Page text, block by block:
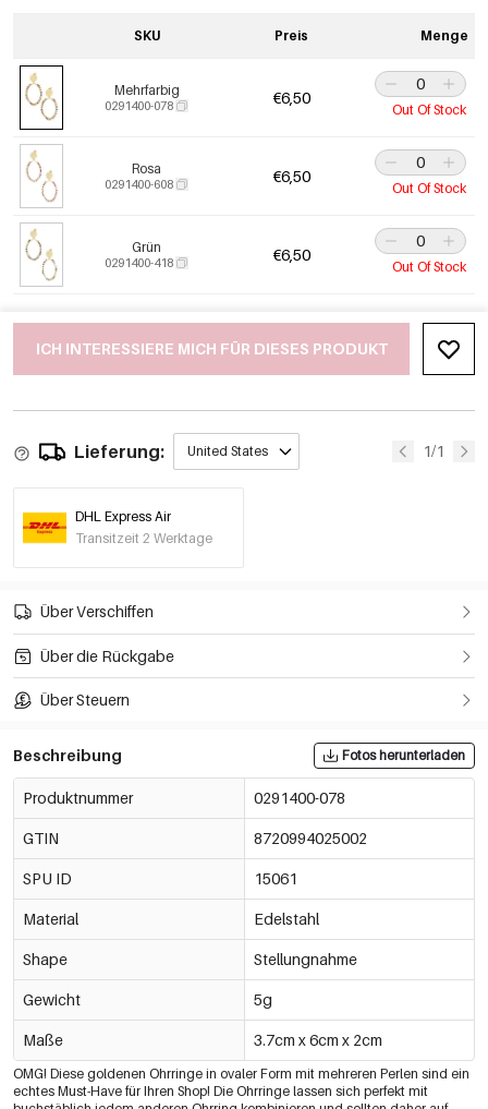
SKU Preis Menge
Mehrfarbig
0291400-078 €6,50
Out Of Stock
Rosa
0291400-608 €6,50
Out Of Stock
Grün
0291400-418 €6,50
Out Of Stock
ICH INTERESSIERE MICH FÜR DIESES PRODUKT
Lieferung: United States 1/1
DHL Express Air
Transitzeit 2 Werktage
Über Verschiffen
Über die Rückgabe
Über Steuern
Beschreibung Fotos herunterladen
Produktnummer 0291400-078
GTIN 8720994025002
SPU ID 15061
Material Edelstahl
Shape Stellungnahme
Gewicht 5g
Maße 3.7cm x 6cm x 2cm
OMG! Diese goldenen Ohrringe in ovaler Form mit mehreren Perlen sind ein
echtes Must-Have für Ihren Shop! Die Ohrringe lassen sich perfekt mit